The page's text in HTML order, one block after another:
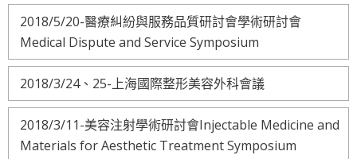
2018/5/20-醫療糾紛與服務品質研討會學術研討會
Medical Dispute and Service Symposium
2018/3/24、25-上海國際整形美容外科會議
2018/3/11-美容注射學術研討會Injectable Medicine and
Materials for Aesthetic Treatment Symposium